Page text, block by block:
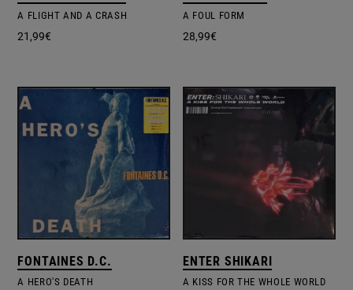
A FLIGHT AND A CRASH
21,99€
A FOUL FORM
28,99€
FONTAINES D.C.
A HERO'S DEATH
ENTER SHIKARI
A KISS FOR THE WHOLE WORLD